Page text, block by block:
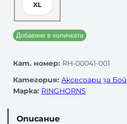
XL
Добавяне в количката
Кат. номер: RH-00041-001
Категория: Аксесоари за
Марка: RINGHORNS
Описание